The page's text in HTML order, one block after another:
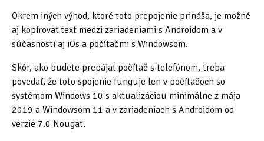
Okrem iných výhod, ktoré toto prepojenie prináša, je možné
aj kopírovať text medzi zariadeniami s Androidom a v
súčasnosti aj iOs a počítačmi s Windowsom.
Skôr, ako budete prepájať počítač s telefónom, treba
povedať, že toto spojenie funguje len v počítačoch so
systémom Windows 10 s aktualizáciou minimálne z mája
2019 a Windowsom 11 a v zariadeniach s Androidom od
verzie 7.0 Nougat.